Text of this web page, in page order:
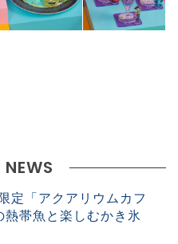
NEWS
定「アクアリウムカフ
帯魚と楽しむかき氷